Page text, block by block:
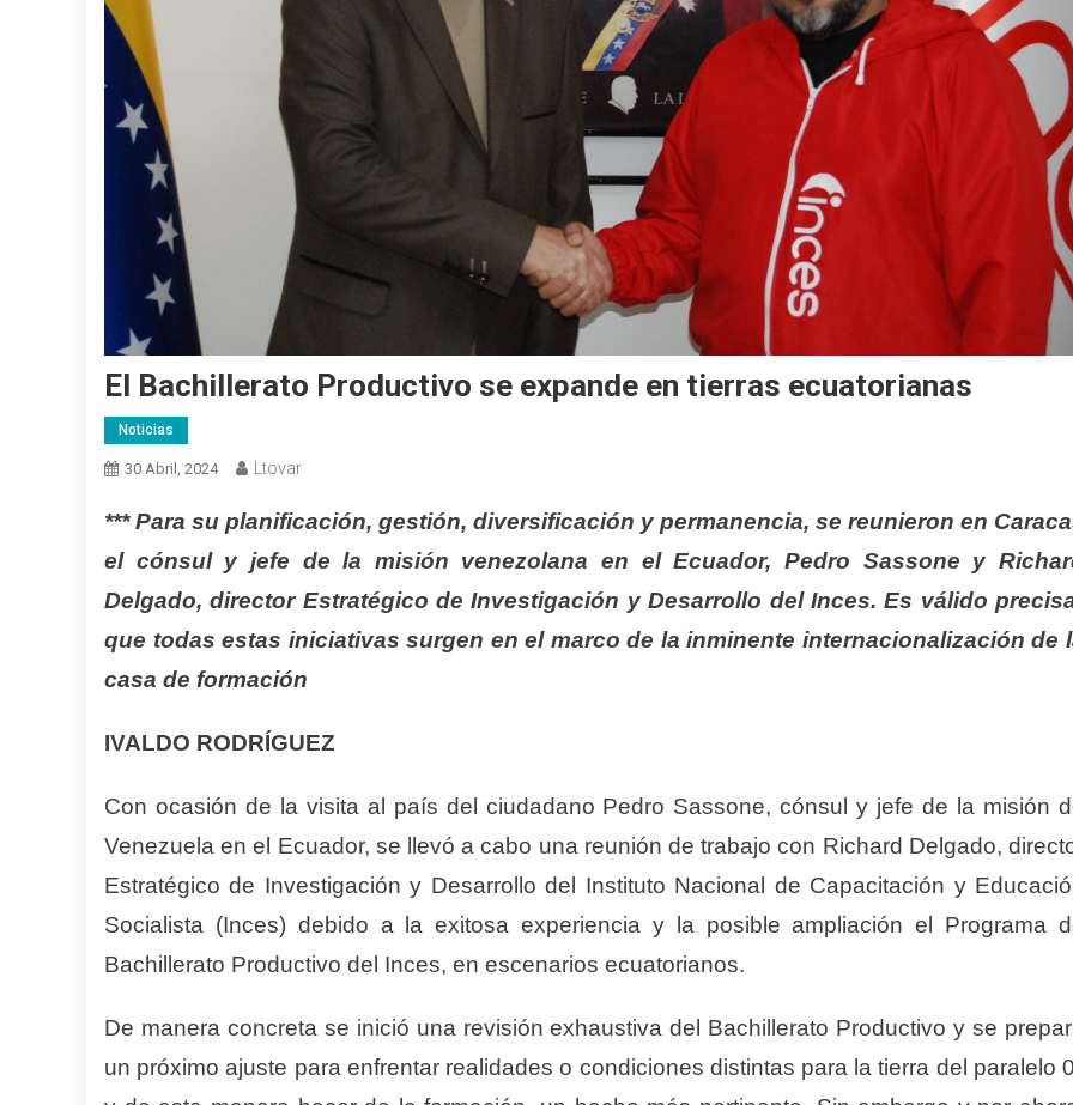
El Bachillerato Productivo se expande en tierras ecuatorianas
Noticias
30 Abril, 2024 Ltovar
*** Para su planificación, gestión, diversificación y permanencia, se reunieron en
el cónsul y jefe de la misión venezolana en el Ecuador, Pedro Sassone y
Delgado, director Estratégico de Investigación y Desarrollo del Inces. Es válido
que todas estas iniciativas surgen en el marco de la inminente internacionalización de
casa de formación
IVALDO RODRÍGUEZ
Con ocasión de la visita al país del ciudadano Pedro Sassone, cónsul y jefe de la misión
Venezuela en el Ecuador, se llevó a cabo una reunión de trabajo con Richard Delgado,
Estratégico de Investigación y Desarrollo del Instituto Nacional de Capacitación y
Socialista (Inces) debido a la exitosa experiencia y la posible ampliación el Programa
Bachillerato Productivo del Inces, en escenarios ecuatorianos.
De manera concreta se inició una revisión exhaustiva del Bachillerato Productivo y se
un próximo ajuste para enfrentar realidades o condiciones distintas para la tierra del paralelo